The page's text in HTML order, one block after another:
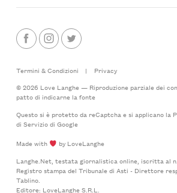
Termini & Condizioni |
Privacy
© 2026 Love Langhe — Riproduzione parziale dei
patto di indicarne la fonte
Questo si è protetto da reCaptcha e si applicano la
di Serviziodi Google
Made with
by LoveLanghe
Langhe.Net, testata giornalistica online, iscritta al
Registro stampa del Tribunale di Asti - Direttore
Tablino.
Editore: LoveLanghe S.R.L.